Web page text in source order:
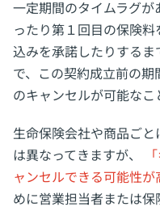
一定期間のタイムラグが
ったり第１回目の保険
込みを承諾したりするま
で、この契約成立前の
のキャンセルが可能なこ
生命保険会社や商品ご
は異なってきますが、
ャンセルできる可能性が
めに営業担当者または